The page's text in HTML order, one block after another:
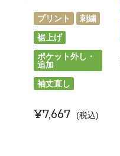
プリント
刺繍
裾上げ
ポケット外し・
追加
袖丈直し
¥7,667 税込